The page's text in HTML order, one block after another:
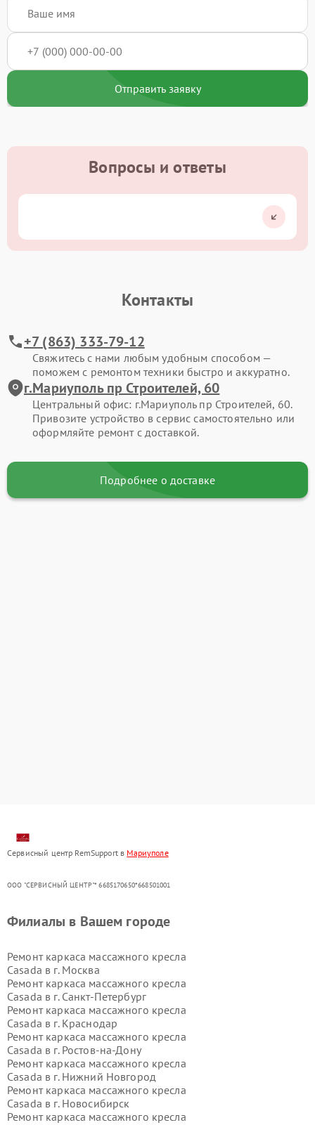
Отправить заявку
Вопросы и ответы
Контакты
+7 (863) 333-79-12
Свяжитесь с нами любым удобным способом —
поможем с ремонтом техники быстро и аккуратно.
г.Мариуполь пр Строителей, 60
Центральный офис: г.Мариуполь пр Строителей, 60.
Привозите устройство в сервис самостоятельно или
оформляйте ремонт с доставкой.
Подробнее о доставке
Сервисный центр RemSupport в Мариуполе
ООО "СЕРВИСНЫЙ ЦЕНТР"* 6685170650*668501001
Филиалы в Вашем городе
Ремонт каркаса массажного кресла
Casada в г. Москва
Ремонт каркаса массажного кресла
Casada в г. Санкт-Петербург
Ремонт каркаса массажного кресла
Casada в г. Краснодар
Ремонт каркаса массажного кресла
Casada в г. Ростов-на-Дону
Ремонт каркаса массажного кресла
Casada в г. Нижний Новгород
Ремонт каркаса массажного кресла
Casada в г. Новосибирск
Ремонт каркаса массажного кресла